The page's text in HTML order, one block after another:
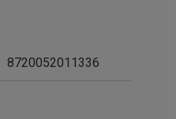
8720052011336